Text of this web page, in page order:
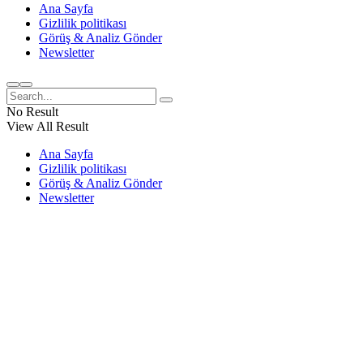
Ana Sayfa
Gizlilik politikası
Görüş & Analiz Gönder
Newsletter
No Result
View All Result
Ana Sayfa
Gizlilik politikası
Görüş & Analiz Gönder
Newsletter